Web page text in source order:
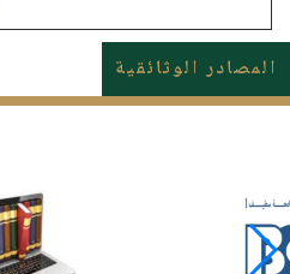
المصادر الوثائقية